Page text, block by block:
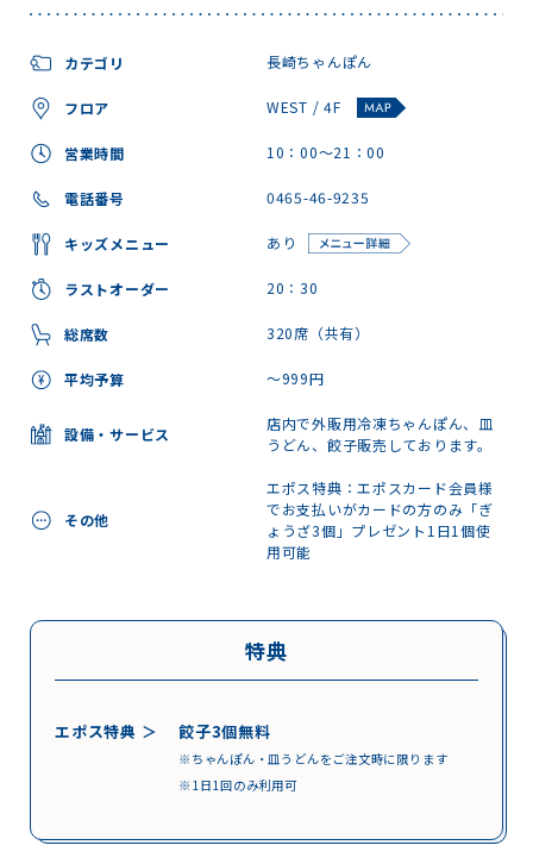
カテゴリ 長崎ちゃんぽん
フロア WEST / 4F
営業時間 10：00～21：00
電話番号 0465-46-9235
キッズメニュー あり
ラストオーダー 20：30
総席数 320席（共有）
平均予算 ～999円
設備・サービス
店内で外販用冷凍ちゃんぽん、皿
うどん、餃子販売しております。
その他
エポス特典：エポスカード会員様
でお支払いがカードの方のみ「ぎ
ょうざ3個」プレゼント1日1個使
用可能
特典
エポス特典 ＞ 餃子3個無料
※ちゃんぽん・皿うどんをご注文時に限ります
※1日1回のみ利用可